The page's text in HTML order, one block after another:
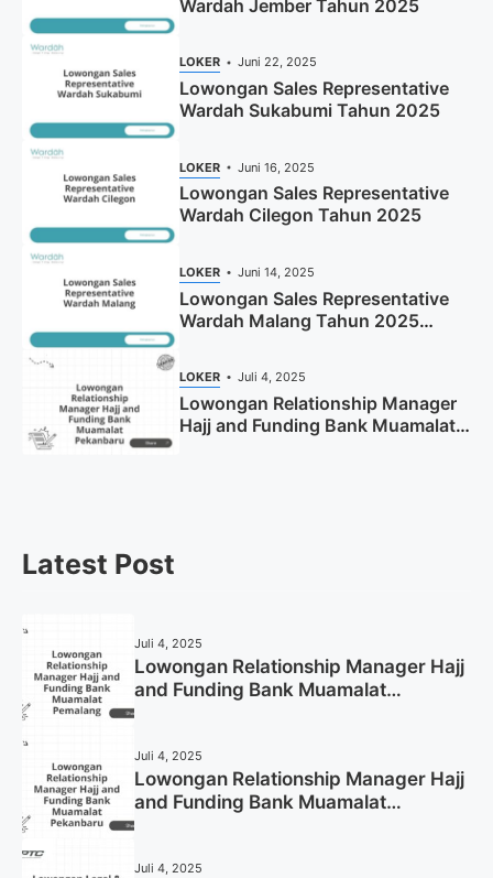
Wardah Jember Tahun 2025
LOKER Juni 22, 2025
Lowongan Sales Representative
Wardah Sukabumi Tahun 2025
LOKER Juni 16, 2025
Lowongan Sales Representative
Wardah Cilegon Tahun 2025
LOKER Juni 14, 2025
Lowongan Sales Representative
Wardah Malang Tahun 2025
LOKER Juli 4, 2025
Lowongan Relationship Manager
Hajj and Funding Bank Muamalat
Latest Post
Juli 4, 2025
Lowongan Relationship Manager Hajj
and Funding Bank Muamalat
Juli 4, 2025
Lowongan Relationship Manager Hajj
and Funding Bank Muamalat
Juli 4, 2025